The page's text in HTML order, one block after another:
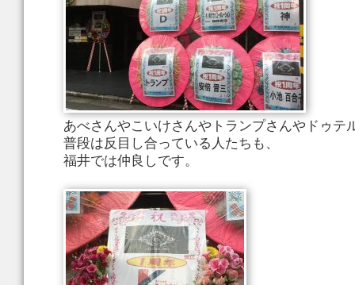
あべさんやこいけさんやトランプさんやドゥテ
普段は反目し合っている人たちも、
福井では仲良しです。